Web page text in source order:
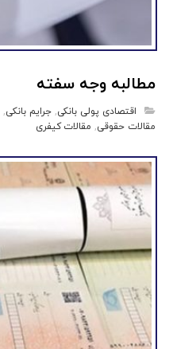
مطالبه وجه سفته
اقتصادی پولی بانکی,جرایم بانکی,
مقالات حقوقی, مقالات کیفری